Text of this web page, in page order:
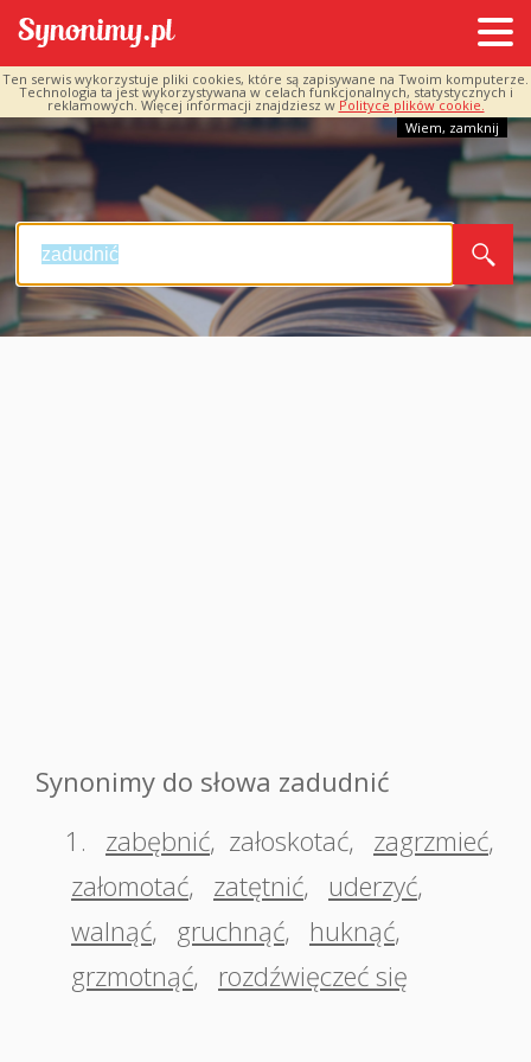
Ten serwis wykorzystuje pliki cookies, które są zapisywane na Twoim komputerze.
Technologia ta jest wykorzystywana w celach funkcjonalnych, statystycznych i
reklamowych. Więcej informacji znajdziesz w Polityce plików cookie.
Wiem, zamknij
Synonimy do słowa zadudnić
1.
zabębnić, załoskotać, zagrzmieć,
załomotać, zatętnić, uderzyć,
walnąć, gruchnąć, huknąć,
grzmotnąć, rozdźwięczeć się